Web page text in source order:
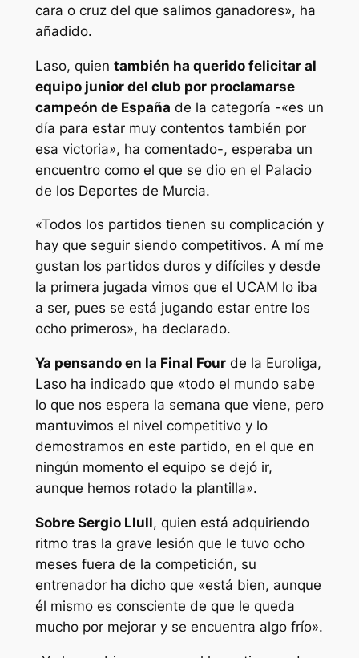
cara o cruz del que salimos ganadores», ha
añadido.
Laso, quien también ha querido felicitar al
equipo junior del club por proclamarse
campeón de España de la categoría -«es un
día para estar muy contentos también por
esa victoria», ha comentado-, esperaba un
encuentro como el que se dio en el Palacio
de los Deportes de Murcia.
«Todos los partidos tienen su complicación y
hay que seguir siendo competitivos. A mí me
gustan los partidos duros y difíciles y desde
la primera jugada vimos que el UCAM lo iba
a ser, pues se está jugando estar entre los
ocho primeros», ha declarado.
Ya pensando en la Final Fourde la Euroliga,
Laso ha indicado que «todo el mundo sabe
lo que nos espera la semana que viene, pero
mantuvimos el nivel competitivo y lo
demostramos en este partido, en el que en
ningún momento el equipo se dejó ir,
aunque hemos rotado la plantilla».
Sobre Sergio Llull, quien está adquiriendo
ritmo tras la grave lesión que le tuvo ocho
meses fuera de la competición, su
entrenador ha dicho que «está bien, aunque
él mismo es consciente de que le queda
mucho por mejorar y se encuentra algo frío».